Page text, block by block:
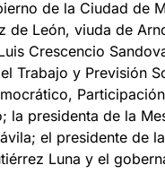
de la Ciudad de
de León, viuda de
Crescencio
Trabajo y Previsión
la presidenta de la
el presidente de
Luna y el